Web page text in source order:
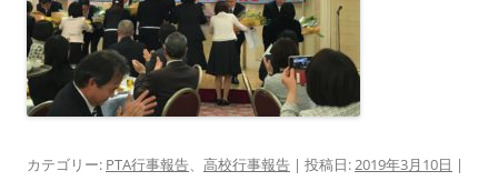
カテゴリー: PTA行事報告 高校行事報告 | 投稿日: 2019年3月10日 |